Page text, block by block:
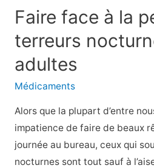
des
fantasmes
sexuels
pour
hommes
Faire face à la
terreurs
adultes
Médicaments
Alors que la plupart d’entre
impatience de faire de beaux
journée au bureau, ceux qui
nocturnes sont tout sauf à